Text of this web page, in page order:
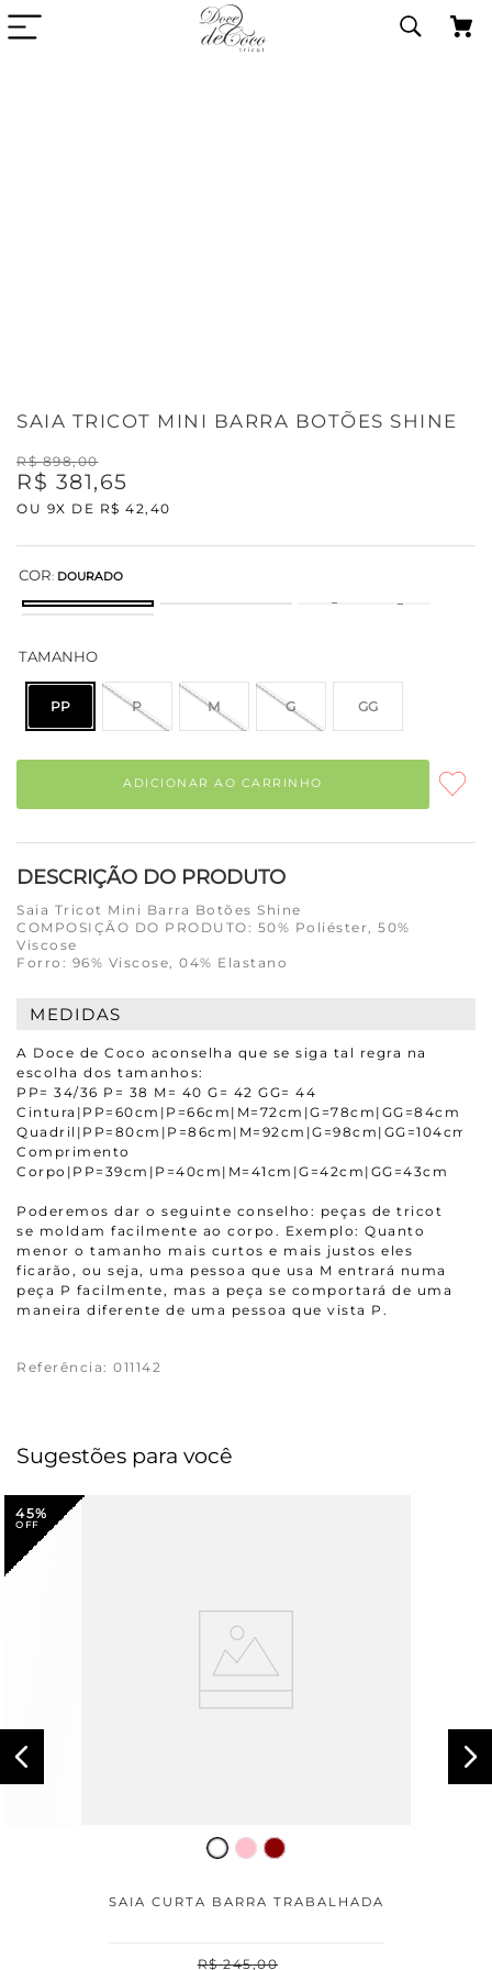
SAIA TRICOT MINI BARRA BOTÕES SHINE
R$ 898,00
R$ 381,65
OU 9X DE R$ 42 , 40
COR: DOURADO
TAMANHO
PP P M G GG
ADICIONAR AO CARRINHO
DESCRIÇÃO DO PRODUTO
Saia Tricot Mini Barra Botões Shine
COMPOSIÇÃO DO PRODUTO: 50% Poliéster, 50%
Viscose
Forro: 96% Viscose, 04% Elastano
MEDIDAS
A Doce de Coco aconselha que se siga tal regra na
escolha dos tamanhos:
PP= 34/36 P= 38 M= 40 G= 42 GG= 44
Cintura|PP=60cm|P=66cm|M=72cm|G=78cm|GG=84cm
Quadril|PP=80cm|P=86cm|M=92cm|G=98cm|GG=104cm
Comprimento
Corpo|PP=39cm|P=40cm|M=41cm|G=42cm|GG=43cm
Poderemos dar o seguinte conselho: peças de tricot
se moldam facilmente ao corpo. Exemplo: Quanto
menor o tamanho mais curtos e mais justos eles
ficarão, ou seja, uma pessoa que usa M entrará numa
peça P facilmente, mas a peça se comportará de uma
maneira diferente de uma pessoa que vista P.
Referência: 011142
Sugestões para você
45%
SAIA CURTA BARRA TRABALHADA
R$ 245,00